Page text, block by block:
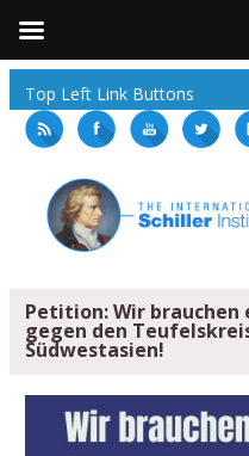
Top Left Link Buttons
Petition: Wir brauchen
gegen den
Südwestasien!